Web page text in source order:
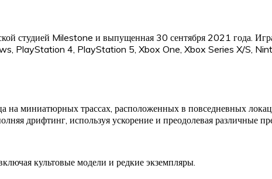
студией Milestone и выпущенная 30 сентября 2021 года.
PlayStation 4, PlayStation 5, Xbox One, Xbox Series X/S,
на миниатюрных трассах, расположенных в повседневных
дрифтинг, используя ускорение и преодолевая различные
культовые модели и редкие экземпляры.